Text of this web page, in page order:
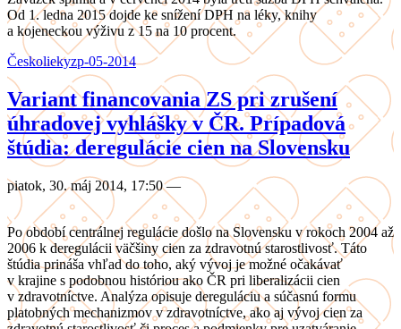
Od 1. ledna 2015 dojde ke snížení DPH na léky, knihy
a kojeneckou výživu z 15 na 10 procent.
Českoliekyzp-05-2014
Variant financovania ZS pri zrušení
úhradovej vyhlášky v ČR. Prípadová
štúdia: deregulácie cien na Slovensku
piatok, 30. máj 2014, 17:50 —
Po období centrálnej regulácie došlo na Slovensku v rokoch 2004 až
2006 k deregulácii väčšiny cien za zdravotnú starostlivosť. Táto
štúdia prináša vhľad do toho, aký vývoj je možné očakávať
v krajine s podobnou históriou ako ČR pri liberalizácii cien
v zdravotníctve. Analýza opisuje dereguláciu a súčasnú formu
platobných mechanizmov v zdravotníctve, ako aj vývoj cien za